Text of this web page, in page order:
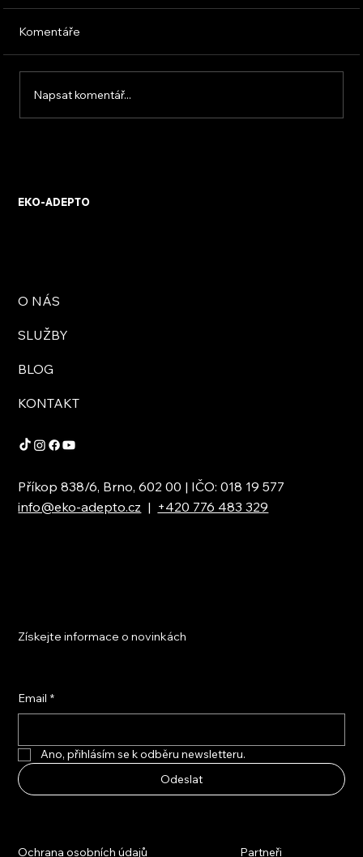
Komentáře
Napsat komentář...
EKO-ADEPTO
O NÁS
SLUŽBY
BLOG
KONTAKT
Příkop 838/6, Brno, 602 00 | IČO: 018 19 577
info@eko-adepto.cz | +420 776 483 329
Získejte informace o novinkách
Email *
Ano, přihlásím se k odběru newsletteru.
Odeslat
Ochrana osobních údajů Partneři